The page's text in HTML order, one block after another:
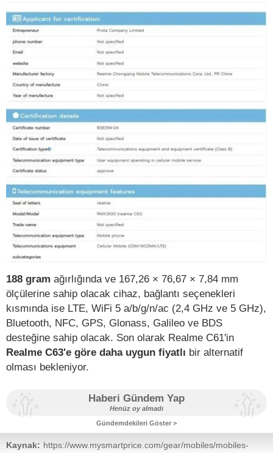
188 gram ağırlığında ve 167,26 × 76,67 × 7,84 mm
ölçülerine sahip olacak cihaz, bağlantı seçenekleri
kısmında ise LTE, WiFi 5 a/b/g/n/ac (2,4 GHz ve 5 GHz),
Bluetooth, NFC, GPS, Glonass, Galileo ve BDS
desteğine sahip olacak. Son olarak Realme C61'in
Realme C63'e göre daha uygun fiyatlı bir alternatif
olması bekleniyor.
Haberi Gündem Yap
Henüz oy almadı
Gündemdekileri Göster >
Kaynak: https://www.mysmartprice.com/gear/mobiles/mobiles-